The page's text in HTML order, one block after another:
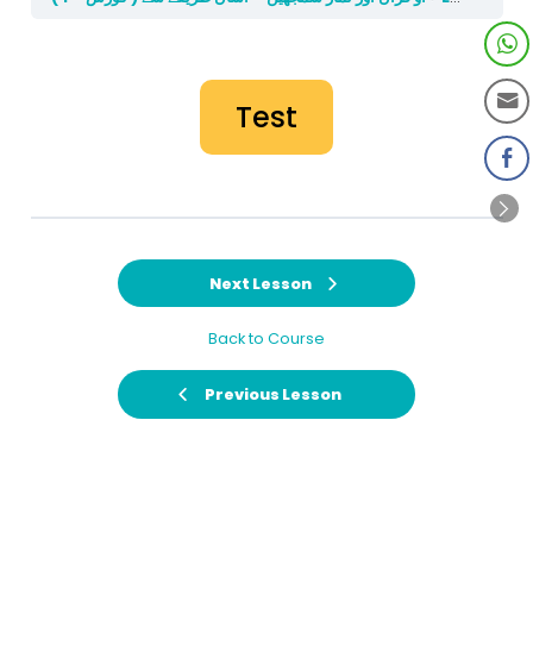
Test
Previous Lesson
Back to Course
Next Lesson